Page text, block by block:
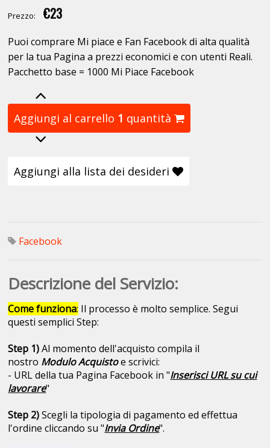
Prezzo: €23
Puoi comprare Mi piace e Fan Facebook di alta qualità
per la tua Pagina a prezzi economici e con utenti Reali.
Pacchetto base = 1000 Mi Piace Facebook
Aggiungi al carrello 1 quantità
Aggiungi alla lista dei desideri
Facebook
Descrizione del Servizio:
Come funziona: Il processo è molto semplice. Segui
questi semplici Step:
Step 1)Al momento dell'acquisto compila il
nostro Modulo Acquistoe scrivici:
- URL della tua Pagina Facebook in "Inserisci URL su cui
lavorare"
Step 2)Scegli la tipologia di pagamento ed effettua
l'ordine cliccando su "Invia Ordine".